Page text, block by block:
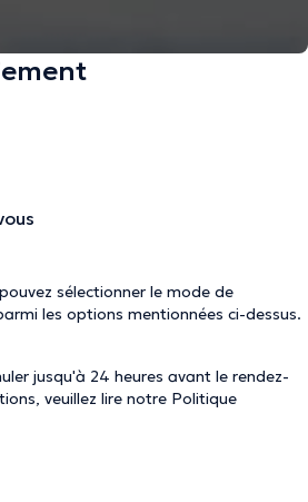
sélectionner le mode de
les options mentionnées ci-dessus.
jusqu'à 24 heures avant le rendez-
veuillez lire notre Politique